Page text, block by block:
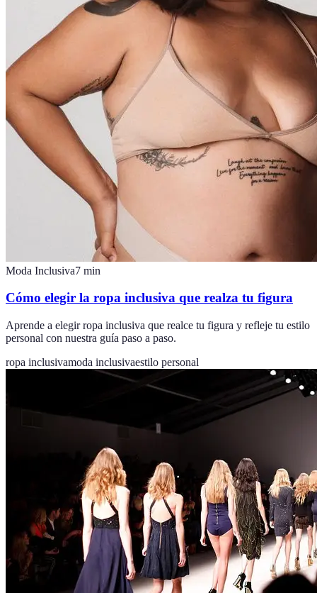
Moda Inclusiva7 min
Cómo elegir la ropa inclusiva que realza tu figura
Aprende a elegir ropa inclusiva que realce tu figura y refleje tu estilo
personal con nuestra guía paso a paso.
ropa inclusivamoda inclusivaestilo personal